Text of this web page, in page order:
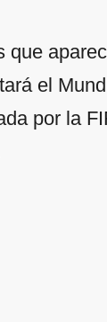
que
el
por la